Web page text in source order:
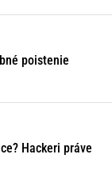
poistenie
Hackeri práve